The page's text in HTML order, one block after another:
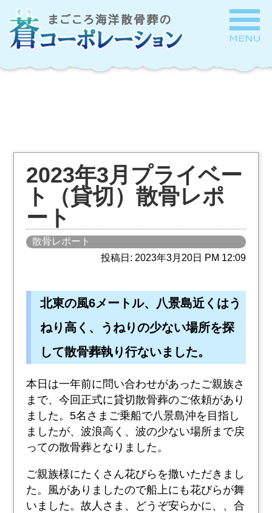
2023年3月プライベー
ト（貸切）散骨レポ
ート
散骨レポート
投稿日: 2023年3月20日 PM 12:09
北東の風6メートル、八景島近くはう
ねり高く、うねりの少ない場所を探
して散骨葬執り行ないました。
本日は一年前に問い合わせがあったご親族さ
まで、今回正式に貸切散骨葬のご依頼があり
ました。5名さまご乗船で八景島沖を目指し
ましたが、波浪高く、波の少ない場所まで戻
っての散骨葬となりました。
ご親族様にたくさん花びらを撒いただきまし
た。風がありましたので船上にも花びらが舞
いました。故人さま、どうぞ安らかに、、合